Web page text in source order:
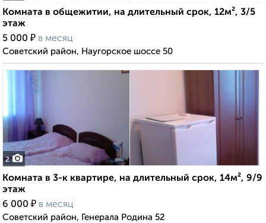
Комната в общежитии, на длительный срок, 12м², 3/5
этаж
5 000 ₽ в месяц
Советский район, Наугорское шоссе 50
2
Комната в 3-к квартире, на длительный срок, 14м², 9/9
этаж
6 000 ₽ в месяц
Советский район, Генерала Родина 52